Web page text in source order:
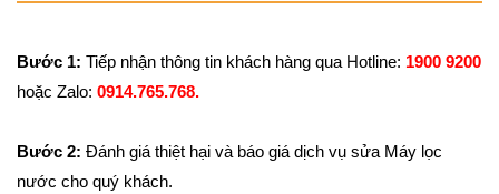
Bước 1: Tiếp nhận thông tin khách hàng qua Hotline: 1900 9200
hoặc Zalo: 0914.765.768.
Bước 2: Đánh giá thiệt hại và báo giá dịch vụ sửa Máy lọc
nước cho quý khách.